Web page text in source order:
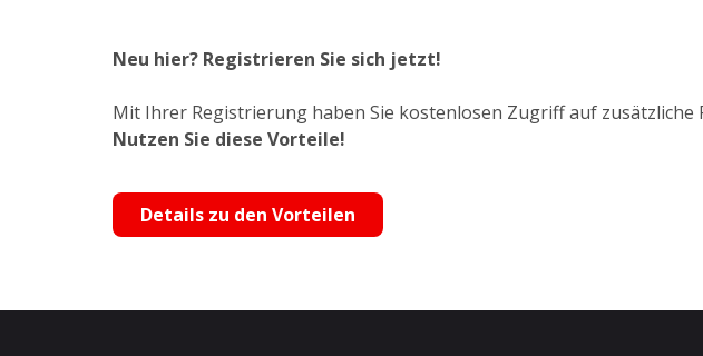
Neu hier? Registrieren Sie sich jetzt!
Mit Ihrer Registrierung haben Sie kostenlosen Zugriff auf
Nutzen Sie diese Vorteile!
Details zu den Vorteilen